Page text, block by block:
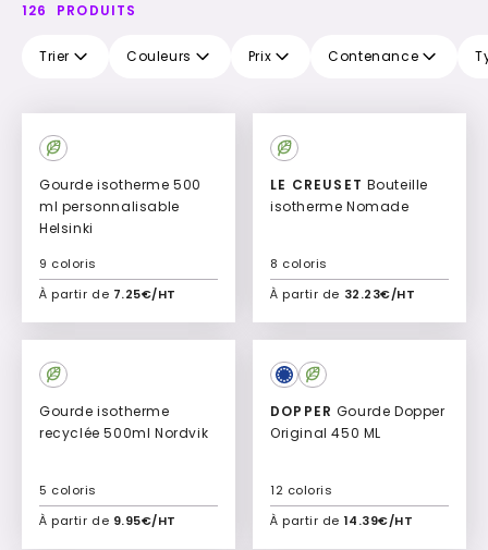
126 PRODUITS
Trier Couleurs Prix Contenance
Top
Gourde isotherme 500
ml personnalisable
Helsinki
À partir de 7.25€/HT
9 coloris
Ajouter à mon devis
LE CREUSET
isotherme Nomade
À partir de 32.23€/HT
8 coloris
Ajouter à mon devis
Gourde isotherme
recyclée 500ml Nordvik
À partir de 9.95€/HT
5 coloris
DOPPER
Original 450 ML
À partir de 14.39€/HT
12 coloris